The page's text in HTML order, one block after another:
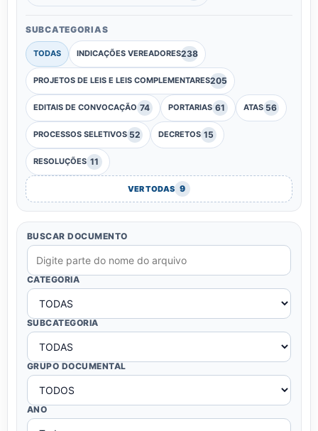
SUBCATEGORIAS
TODAS INDICAÇÕES VEREADORES238
PROJETOS DE LEIS E LEIS COMPLEMENTARES205
EDITAIS DE CONVOCAÇÃO 74 PORTARIAS 61 ATAS 56
PROCESSOS SELETIVOS 52 DECRETOS 15
RESOLUÇÕES 11
VER TODAS 9
BUSCAR DOCUMENTO
CATEGORIA
SUBCATEGORIA
GRUPO DOCUMENTAL
ANO